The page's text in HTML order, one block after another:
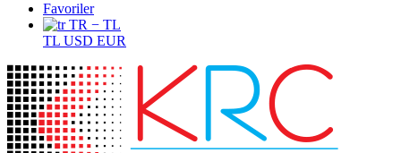
Favoriler
TR − TL
TL USD EUR